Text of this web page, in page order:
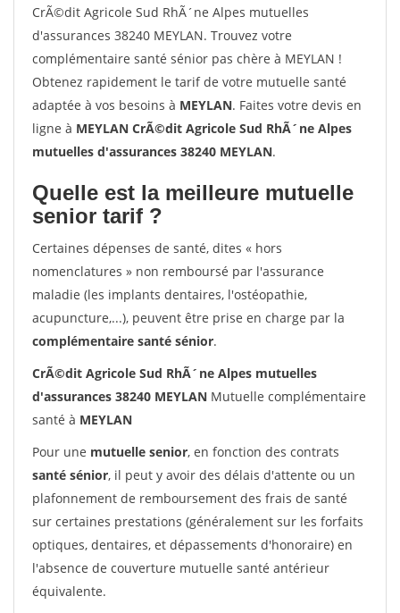
CrÃ©dit Agricole Sud RhÃ´ne Alpes mutuelles
d'assurances 38240 MEYLAN. Trouvez votre
complémentaire santé sénior pas chère à MEYLAN !
Obtenez rapidement le tarif de votre mutuelle santé
adaptée à vos besoins à MEYLAN. Faites votre devis en
ligne à MEYLAN CrÃ©dit Agricole Sud RhÃ´ne Alpes
mutuelles d'assurances 38240 MEYLAN.
Quelle est la meilleure mutuelle
senior tarif ?
Certaines dépenses de santé, dites « hors
nomenclatures » non remboursé par l'assurance
maladie (les implants dentaires, l'ostéopathie,
acupuncture,...), peuvent être prise en charge par la
complémentaire santé sénior.
CrÃ©dit Agricole Sud RhÃ´ne Alpes mutuelles
d'assurances 38240 MEYLAN Mutuelle complémentaire
santé à MEYLAN
Pour une mutuelle senior, en fonction des contrats
santé sénior, il peut y avoir des délais d'attente ou un
plafonnement de remboursement des frais de santé
sur certaines prestations (généralement sur les forfaits
optiques, dentaires, et dépassements d'honoraire) en
l'absence de couverture mutuelle santé antérieur
équivalente.